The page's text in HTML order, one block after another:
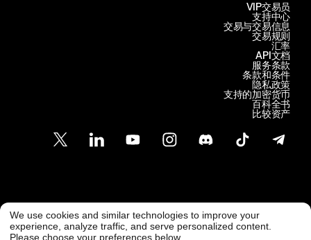
支持中心
交易与交易信息
VIP交易员
交易规则
汇率
API文档
服务条款
条款和条件
隐私政策
支持的加密货币
百科全书
比较资产
客户支持
support@freedx.com @ Freedx 2026
We use cookies and similar technologies to improve your
experience, analyze traffic, and serve personalized content.
Please choose your preferences below.